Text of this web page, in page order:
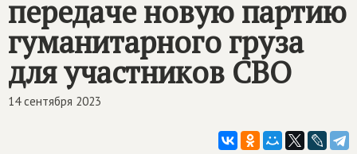
передаче новую партию
гуманитарного груза
для участников СВО
14 сентября 2023